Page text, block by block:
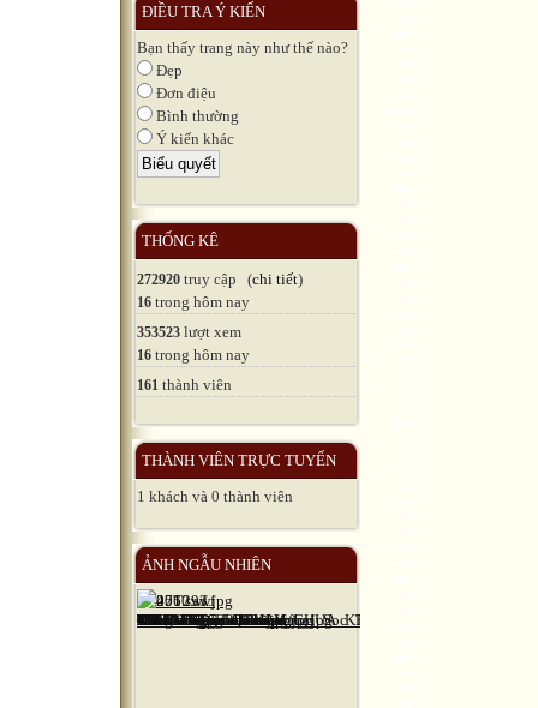
ĐIỀU TRA Ý KIẾN
Bạn thấy trang này như thế nào?
Đẹp
Đơn điệu
Bình thường
Ý kiến khác
THỐNG KÊ
272920 truy cập (chi tiết)
16 trong hôm nay
353523 lượt xem
16 trong hôm nay
161 thành viên
THÀNH VIÊN TRỰC TUYẾN
1 khách và 0 thành viên
ẢNH NGẪU NHIÊN